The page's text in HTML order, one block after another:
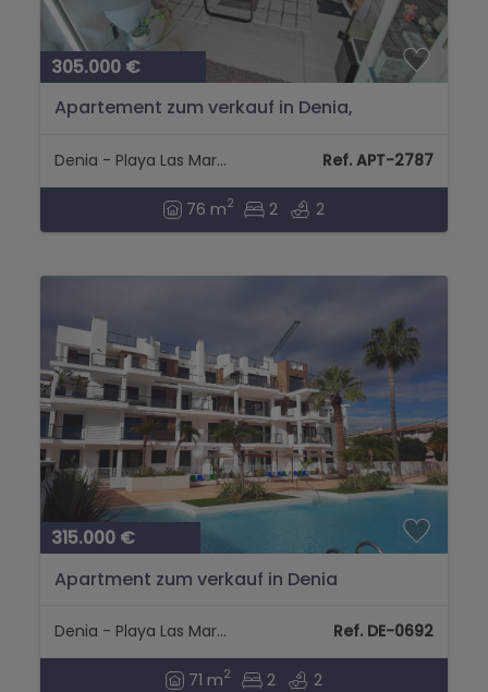
305.000 €
Apartement zum verkauf in Denia,
Denia - Playa Las Marinas Ref. APT-2787
76 m2 2 2
315.000 €
Apartment zum verkauf in Denia
Denia - Playa Las Marinas Ref. DE-0692
71 m2 2 2